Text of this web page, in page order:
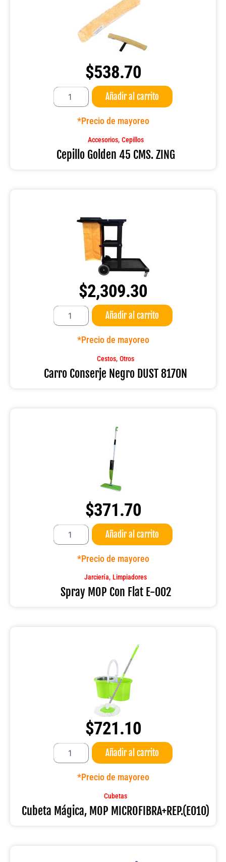
$538.70
Cepillo
Golden
45
Añadir al carrito
*Precio de mayoreo
Accesorios, Cepillos
Cepillo Golden 45 CMS. ZING
$2,309.30
Carro
Conserje
Negro
Añadir al carrito
*Precio de mayoreo
Cestos, Otros
Carro Conserje Negro DUST 8170N
$371.70
Spray
Con
cantidad
Añadir al carrito
*Precio de mayoreo
Jarciería, Limpiadores
Spray MOP Con Flat E-002
$721.10
Cubeta
Mágica,
MOP
MICROFIBRA+REP.
Añadir al carrito
*Precio de mayoreo
Cubetas
Cubeta Mágica, MOP MICROFIBRA+REP.(E010)